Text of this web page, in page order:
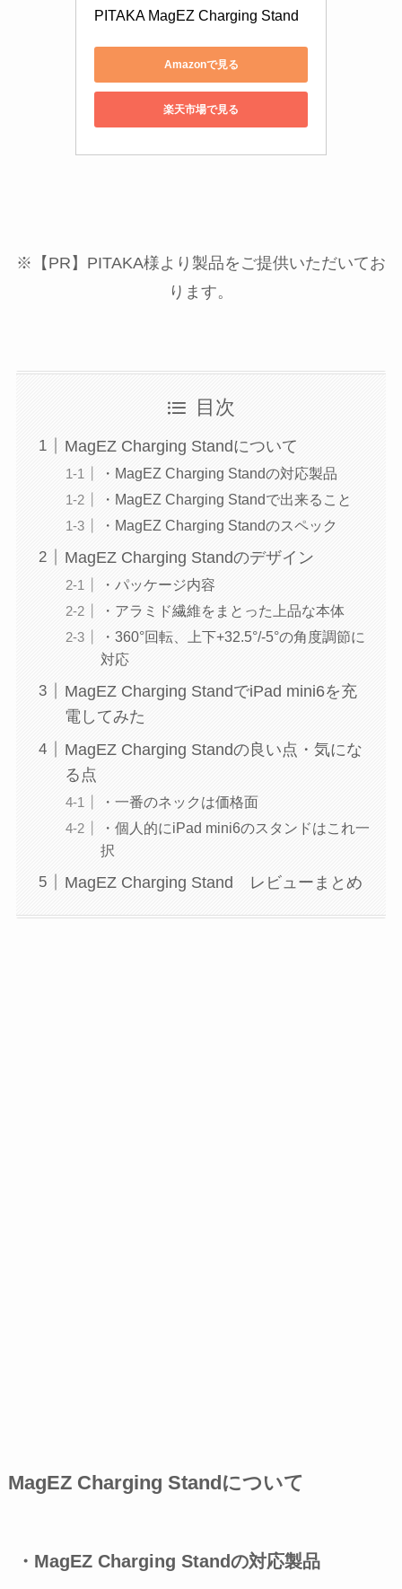
PITAKA MagEZ Charging Stand
Amazonで見る
楽天市場で見る
※【PR】PITAKA様より製品をご提供いただいてお
ります。
目次
MagEZ Charging Standについて
・MagEZ Charging Standの対応製品
・MagEZ Charging Standで出来ること
・MagEZ Charging Standのスペック
MagEZ Charging Standのデザイン
・パッケージ内容
・アラミド繊維をまとった上品な本体
・360°回転、上下+32.5°/-5°の角度調節に
対応
MagEZ Charging StandでiPad mini6を充
電してみた
MagEZ Charging Standの良い点・気にな
る点
・一番のネックは価格面
・個人的にiPad mini6のスタンドはこれ一
択
MagEZ Charging Stand レビューまとめ
MagEZ Charging Standについて
・MagEZ Charging Standの対応製品